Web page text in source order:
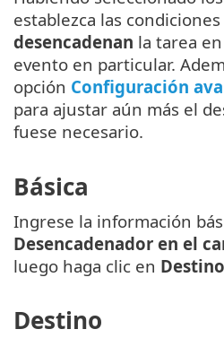
establezca las
desencadenan la tarea
evento en particular.
opción Configuración
para ajustar aún más el
fuese necesario.
Básica
Ingrese la información
Desencadenador en el
luego haga clic en Destino
Destino